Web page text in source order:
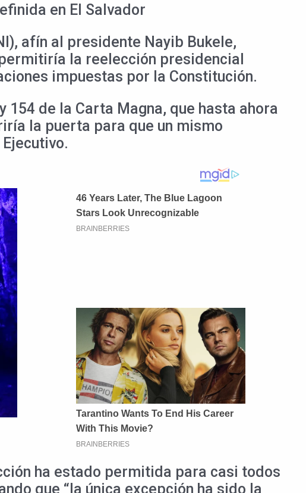
en El Salvador
afín al presidente Nayib Bukele,
la reelección presidencial
impuestas por la Constitución.
de la Carta Magna, que hasta ahora
la puerta para que un mismo
ha estado permitida para casi todos
que “la única excepción ha sido la